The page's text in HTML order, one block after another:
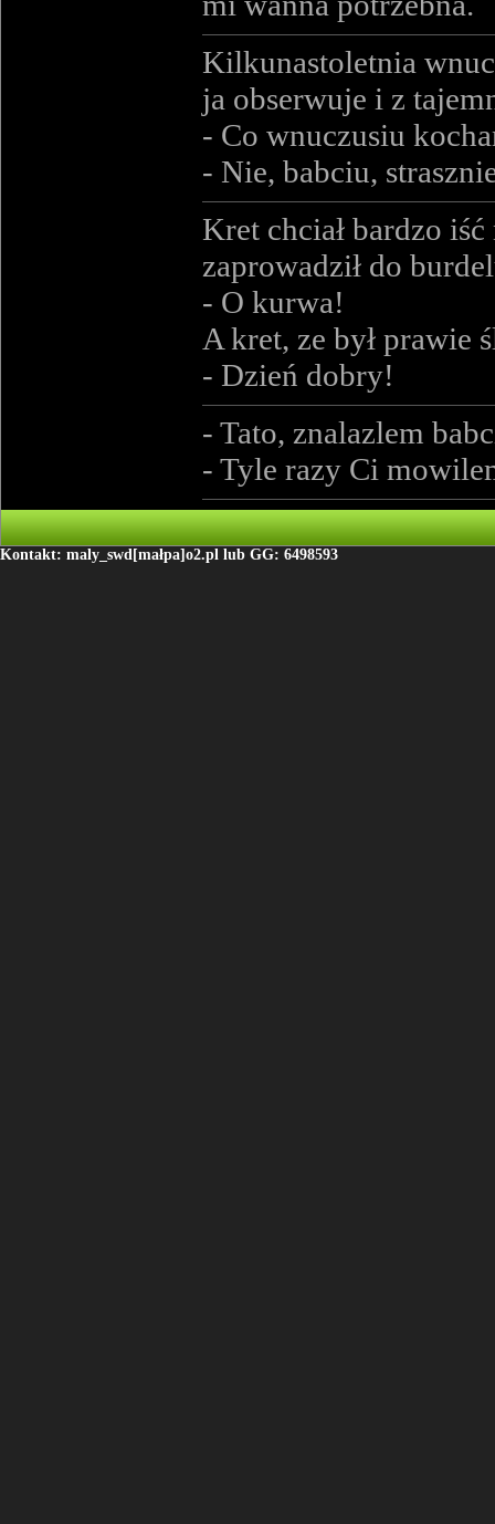
Kilkunastoletnia
ja obserwuje i z
- Co wnuczusiu
- Nie, babciu,
Kret chciał bardzo
zaprowadził do
- O kurwa!
A kret, ze był prawie
- Dzień dobry!
- Tato, znalazlem
- Tyle razy Ci
Kontakt: maly_swd[małpa]o2.pl lub GG: 6498593